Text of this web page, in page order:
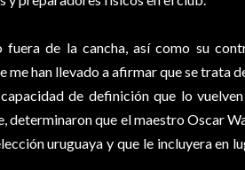
fuera de la cancha, así como su
me han llevado a afirmar que se trata
de definición que lo
determinaron que el maestro Oscar
uruguaya y que le incluyera en